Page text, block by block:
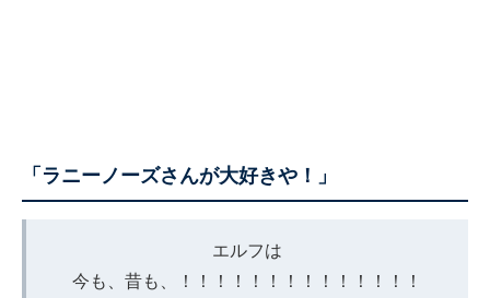
「ラニーノーズさんが大好きや！」
エルフは
今も、昔も、！！！！！！！！！！！！！！